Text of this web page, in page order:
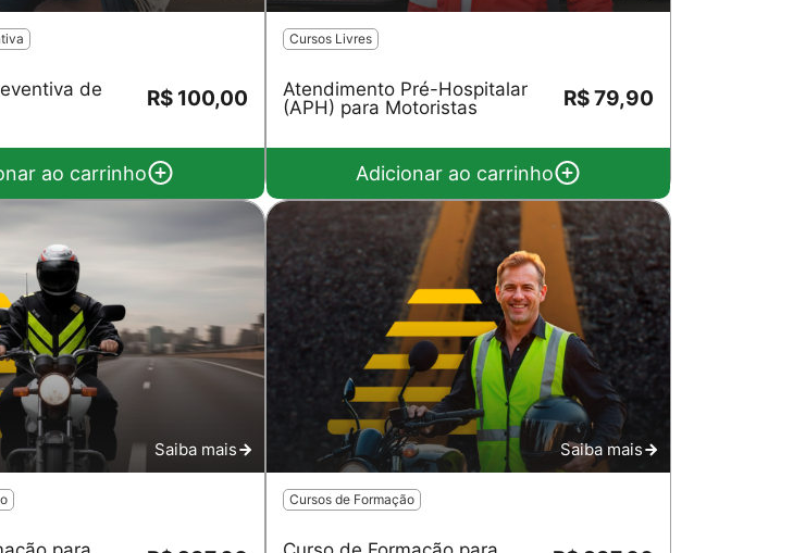
de
R$ 100,00
ao carrinho
Cursos Livres
Atendimento Pré-Hospitalar
(APH) para Motoristas
R$ 79,90
Adicionar ao carrinho
Saiba mais Saiba mais
Cursos de Formação